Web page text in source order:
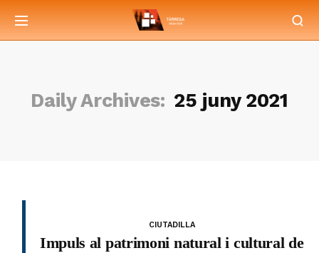
Daily Archives: 25 juny 2021
CIUTADILLA
Impuls al patrimoni natural i cultural de